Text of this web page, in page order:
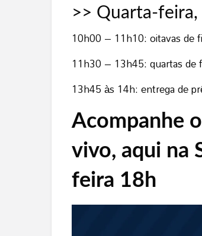
>> Quarta-
10h00 – 11h10: oitavas de
11h30 – 13h45: quartas de
13h45 às 14h: entrega de
Acompanhe
vivo, aqui na
feira 18h